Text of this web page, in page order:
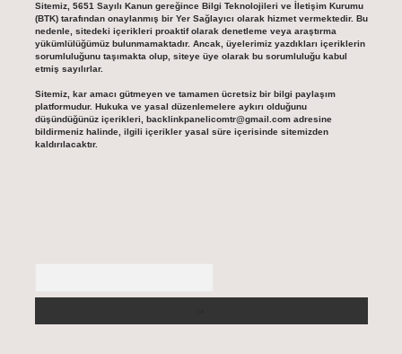
Sitemiz, 5651 Sayılı Kanun gereğince Bilgi Teknolojileri ve İletişim Kurumu
(BTK) tarafından onaylanmış bir Yer Sağlayıcı olarak hizmet vermektedir. Bu
nedenle, sitedeki içerikleri proaktif olarak denetleme veya araştırma
yükümlülüğümüz bulunmamaktadır. Ancak, üyelerimiz yazdıkları içeriklerin
sorumluluğunu taşımakta olup, siteye üye olarak bu sorumluluğu kabul
etmiş sayılırlar.
Sitemiz, kar amacı gütmeyen ve tamamen ücretsiz bir bilgi paylaşım
platformudur. Hukuka ve yasal düzenlemelere aykırı olduğunu
düşündüğünüz içerikleri, backlinkpanelicomtr@gmail.comadresine
bildirmeniz halinde, ilgili içerikler yasal süre içerisinde sitemizden
kaldırılacaktır.